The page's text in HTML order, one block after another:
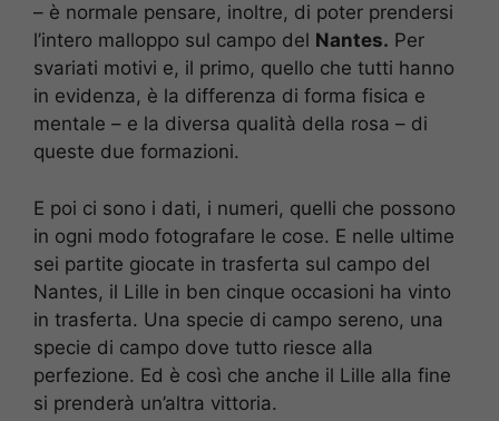
– è normale pensare, inoltre, di poter prendersi
l’intero malloppo sul campo del Nantes. Per
svariati motivi e, il primo, quello che tutti hanno
in evidenza, è la differenza di forma fisica e
mentale – e la diversa qualità della rosa – di
queste due formazioni.
E poi ci sono i dati, i numeri, quelli che possono
in ogni modo fotografare le cose. E nelle ultime
sei partite giocate in trasferta sul campo del
Nantes, il Lille in ben cinque occasioni ha vinto
in trasferta. Una specie di campo sereno, una
specie di campo dove tutto riesce alla
perfezione. Ed è così che anche il Lille alla fine
si prenderà un’altra vittoria.